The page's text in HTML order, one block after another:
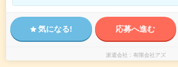
気になる! 応募へ進む
派遣会社 有限会社アズ